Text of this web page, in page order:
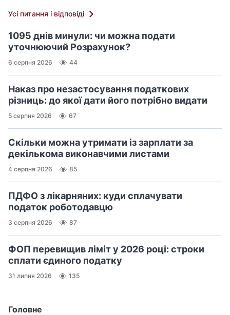
Головне
Усі питання і відповіді
1095 днів минули: чи можна подати
уточнюючий Розрахунок?
6 серпня 2026 44
Наказ про незастосування податкових
різниць: до якої дати його потрібно видати
5 серпня 2026 67
Скільки можна утримати із зарплати за
декількома виконавчими листами
4 серпня 2026 85
ПДФО з лікарняних: куди сплачувати
податок роботодавцю
3 серпня 2026 87
ФОП перевищив ліміт у 2026 році: строки
сплати єдиного податку
31 липня 2026 135